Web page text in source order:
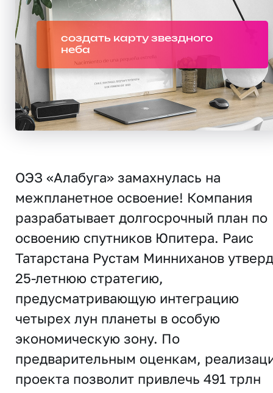
создать карту звездного
неба
ОЭЗ «Алабуга» замахнулась на
межпланетное освоение! Компания
разрабатывает долгосрочный план по
освоению спутников Юпитера. Раис
Татарстана Рустам Минниханов
25-летнюю стратегию,
предусматривающую интеграцию
четырех лун планеты в особую
экономическую зону. По
предварительным оценкам,
проекта позволит привлечь 491 трлн